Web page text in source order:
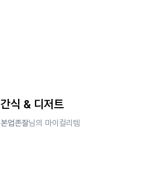
간식 & 디저트
본업존잘님의 마이컬리템